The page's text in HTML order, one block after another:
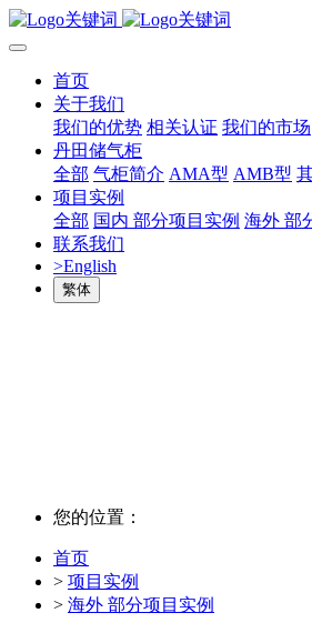
首页
关于我们
我们的优势 相关认证 我们的市场
丹田储气柜
全部 气柜简介 AMA型 AMB型
项目实例
全部 国内 部分项目实例 海外 部
联系我们
>English
繁体
您的位置：
首页
> 项目实例
> 海外 部分项目实例